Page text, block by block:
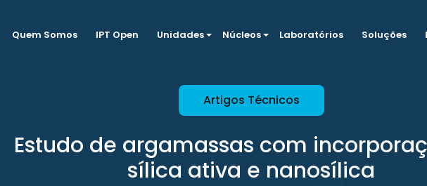
Quem Somos IPT Open Unidades Núcleos Laboratórios Soluções
Artigos Técnicos
Estudo de argamassas com
sílica ativa e nanosílica